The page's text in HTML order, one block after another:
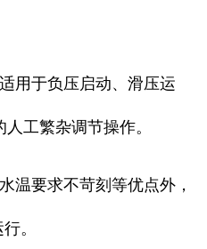
用于负压启动、滑压运
工繁杂调节操作。
温要求不苛刻等优点外，
。